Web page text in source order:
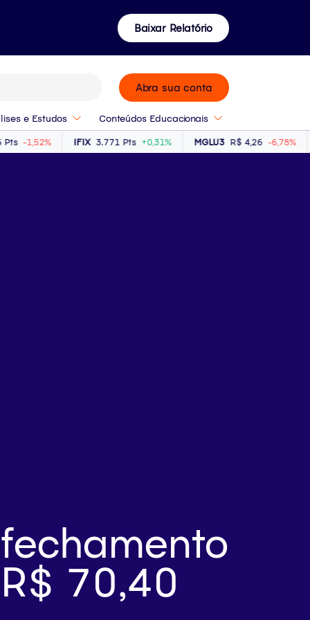
Baixar Relatório
Abra sua conta
e Estudos Conteúdos Educacionais
-1,52% 3.771 Pts +0,31% MGLU3 R$ 4,26 -6,78%
fechamento
R$ 70,40